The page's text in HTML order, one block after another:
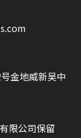
金地威新吴中
限公司保留